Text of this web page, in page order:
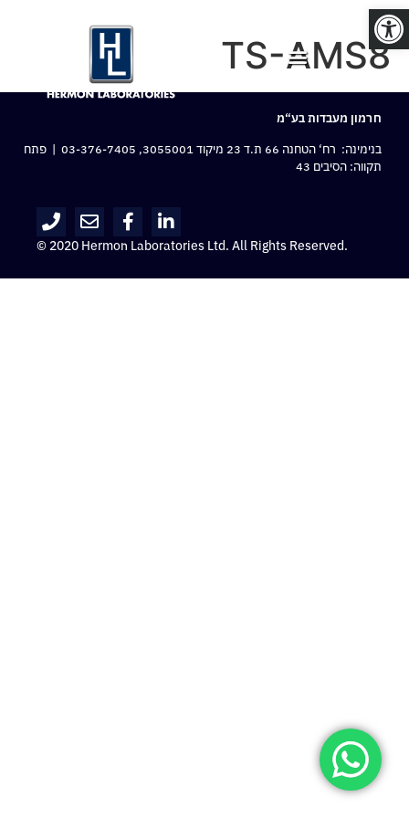
פתח סרגל נגישות
TS-AMS8
חרמון מעבדות בע“מ
בנימינה: רח‘ הטחנה 66 ת.ד 23 מיקוד 3055001,
03-376-7405 | פתח
תקווה: הסיבים 43
© 2020 Hermon Laboratories Ltd. All Rights Reserved.